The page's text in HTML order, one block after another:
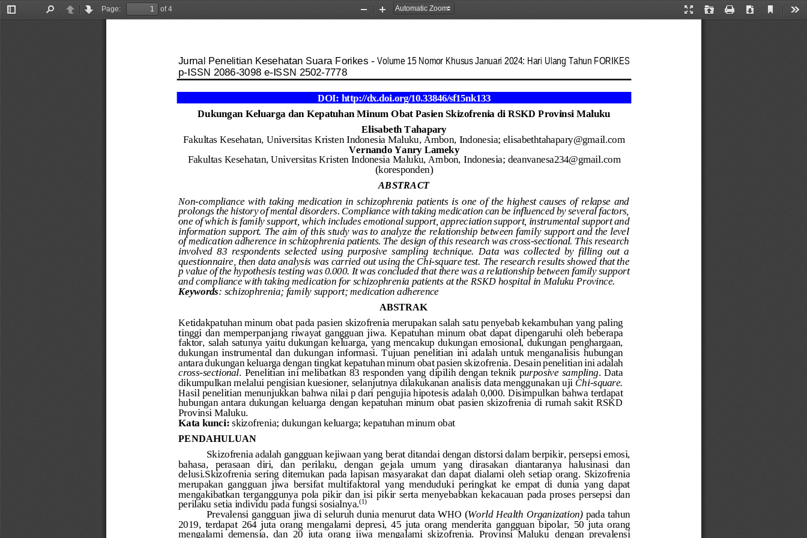
Toggle
PreviousNext
Page:
of 4
Presentation
Open Print Download
Current
Zoom
Zoom
Jurnal Penelitian Kesehatan Suara Forikes - Volume 15 Nomor Khusus Januari 2024: Hari Ulang Tahun FORIKES
p-ISSN 2086-3098 e-ISSN 2502-7778
DOI: http://dx.doi.org/10.33846/sf15nk133
Dukungan Keluarga dan Kepatuhan Minum Obat Pasien Skizofrenia di RSKD Provinsi Maluku
Elisabeth Tahapary
Fakultas Kesehatan, Universitas Kristen Indonesia Maluku, Ambon, Indonesia; elisabethtahapary@gmail.com
Vernando Yanry Lameky
Fakultas Kesehatan, Universitas Kristen Indonesia Maluku, Ambon, Indonesia; deanvanesa234@gmail.com
(koresponden)
ABSTRACT
Non-compliance  with taking  medication  in  schizophrenia  patients is  one  of the  highest  causes  of  relapse and
prolongs the history of mental disorders. Compliance with taking medication can be influenced by several factors,
one of which is family support, which includes emotional support, appreciation support, instrumental support and
information support. The aim of this study was to analyze the relationship between family support and the level
of medication adherence in schizophrenia patients. The design of this research was cross-sectional. This research
involved  83  respondents  selected  using  purposive  sampling  technique.  Data  was  collected  by  filling  out  a
questionnaire, then data analysis was carried out using the Chi-square test. The research results showed that the
p value of the hypothesis testing was 0.000. It was concluded that there was a relationship between family support
and compliance with taking medication for schizophrenia patients at the RSKD hospital in Maluku Province.
Keywords: schizophrenia; family support; medication adherence
ABSTRAK
Ketidakpatuhan minum obat pada pasien skizofrenia merupakan salah satu penyebab kekambuhan yang paling
tinggi  dan  memperpanjang  riwayat  gangguan  jiwa.  Kepatuhan minum  obat  dapat  dipengaruhi  oleh  beberapa
faktor, salah satunya yaitu dukungan keluarga, yang mencakup dukungan emosional, dukungan penghargaan,
dukungan  instrumental  dan  dukungan  informasi. Tujuan  penelitian  ini  adalah  untuk menganalisis hubungan
antara dukungan keluarga dengan tingkat kepatuhan minum obat pasien skizofrenia. Desain penelitian ini adalah
cross-sectional. Penelitian ini melibatkan 83 responden yang dipilih dengan teknik purposive sampling. Data
dikumpulkan melalui pengisian kuesioner, selanjutnya dilakukanan analisis data menggunakan uji Chi-square.
Hasil penelitian menunjukkan bahwa nilai p dari pengujia hipotesis adalah 0,000. Disimpulkan bahwa terdapat
hubungan antara dukungan keluarga dengan kepatuhan minum obat pasien skizofrenia di rumah sakit RSKD
Provinsi Maluku.
Kata kunci: skizofrenia; dukungan keluarga; kepatuhan minum obat
PENDAHULUAN
Skizofrenia adalah gangguan kejiwaan yang berat ditandai dengan distorsi dalam berpikir, persepsi emosi,
bahasa,   perasaan   diri,   dan   perilaku,   dengan   gejala   umum   yang   dirasakan   diantaranya   halusinasi   dan
delusi.Skizofrenia  sering ditemukan  pada lapisan  masyarakat  dan  dapat dialami  oleh  setiap orang.  Skizofrenia
merupakan  gangguan  jiwa  bersifat  multifaktoral  yang  menduduki  peringkat  ke  empat  di  dunia  yang  dapat
mengakibatkan  terganggunya  pola  pikir  dan  isi  pikir  serta  menyebabkan  kekacauan  pada  proses  persepsi  dan
perilaku setia individu pada fungsi sosialnya.(1)
Prevalensi gangguan jiwa di seluruh dunia menurut data WHO (World Health Organization) pada tahun
2019,  terdapat  264  juta  orang  mengalami  depresi,  45  juta  orang  menderita  gangguan  bipolar,  50  juta  orang